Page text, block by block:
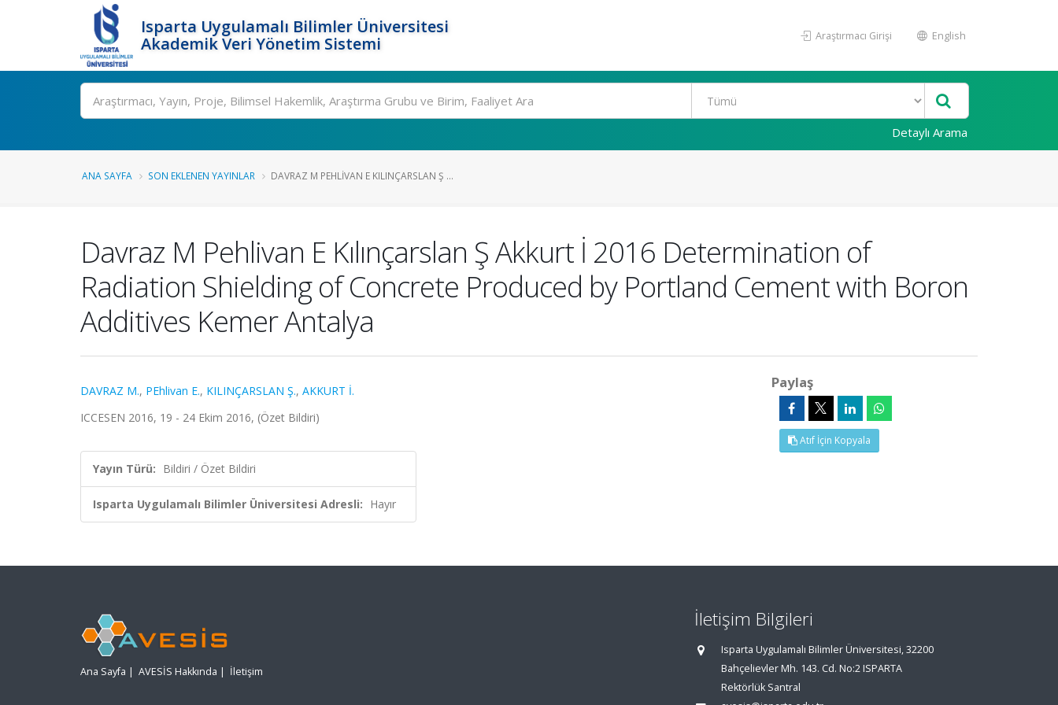
Isparta Uygulamalı Bilimler Üniversitesi
Akademik Veri Yönetim Sistemi
Araştırmacı Girişi English
Ara
Detaylı Arama
ANA SAYFA SON EKLENEN YAYINLAR DAVRAZ M PEHLIVAN E KILINÇARSLAN Ş ...
Davraz M Pehlivan E Kılınçarslan Ş Akkurt İ 2016 Determination of
Radiation Shielding of Concrete Produced by Portland Cement with Boron
Additives Kemer Antalya
DAVRAZ M., PEhlivan E., KILINÇARSLAN Ş., AKKURT İ.
ICCESEN 2016, 19 - 24 Ekim 2016, (Özet Bildiri)
Yayın Türü: Bildiri / Özet Bildiri
Isparta Uygulamalı Bilimler Üniversitesi Adresli: Hayır
Paylaş
Atıf İçin Kopyala
Ana Sayfa | AVESİS Hakkında | İletişim
İletişim Bilgileri
Isparta Uygulamalı Bilimler Üniversitesi, 32200
Bahçelievler Mh. 143. Cd. No:2 ISPARTA
Rektörlük Santral